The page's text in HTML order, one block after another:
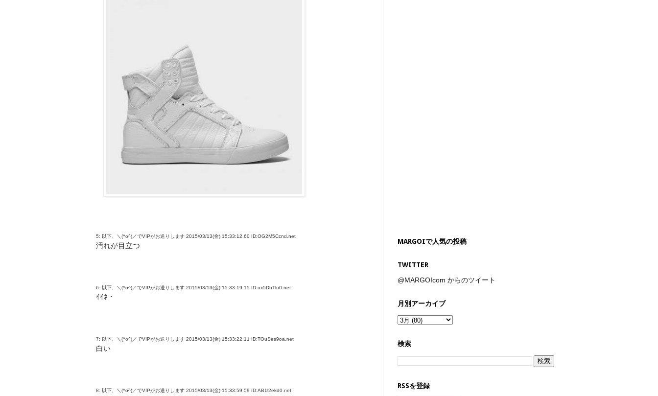
5: 以下、＼(^o^)／でVIPがお送りします 2015/03/13(金) 15:33:12.60 ID:OG2M5Ccnd.net
汚れが目立つ
6: 以下、＼(^o^)／でVIPがお送りします 2015/03/13(金) 15:33:19.15 ID:ux5DhTlu0.net
ｲｲﾈ・
7: 以下、＼(^o^)／でVIPがお送りします 2015/03/13(金) 15:33:22.11 ID:TOuSes9oa.net
白い
8: 以下、＼(^o^)／でVIPがお送りします 2015/03/13(金) 15:33:59.59 ID:AB1l2ekd0.net
MARGOIで人気の投稿
TWITTER
@MARGOIcom からのツイート
月別アーカイブ
検索
RSSを登録